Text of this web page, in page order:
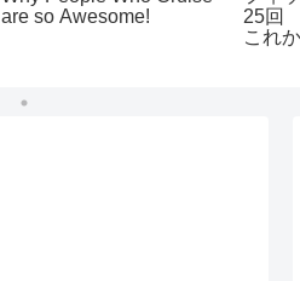
Moscow river cruise
カー
夫「